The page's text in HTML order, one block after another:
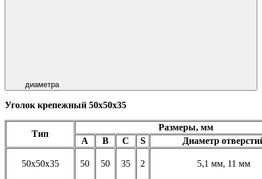
диаметра
Уголок крепежный 50х50х35
Тип
Размеры, мм
A
B C S Диаметр
50х50х35 50 50 35 2 5,1 мм, 11 мм